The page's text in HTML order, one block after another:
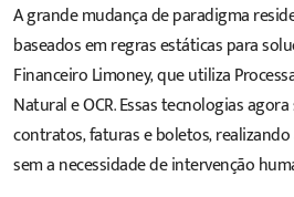
A grande mudança de paradigma
baseados em regras estáticas para
Financeiro Limoney, que utiliza
Natural e OCR. Essas tecnologias
contratos, faturas e boletos,
sem a necessidade de intervenção